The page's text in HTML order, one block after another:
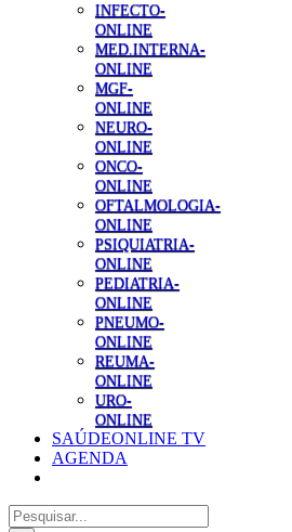
INFECTO-
ONLINE
MED.INTERNA-
ONLINE
MGF-
ONLINE
NEURO-
ONLINE
ONCO-
ONLINE
OFTALMOLOGIA-
ONLINE
PSIQUIATRIA-
ONLINE
PEDIATRIA-
ONLINE
PNEUMO-
ONLINE
REUMA-
ONLINE
URO-
ONLINE
SAÚDEONLINE TV
AGENDA
Pesquisar